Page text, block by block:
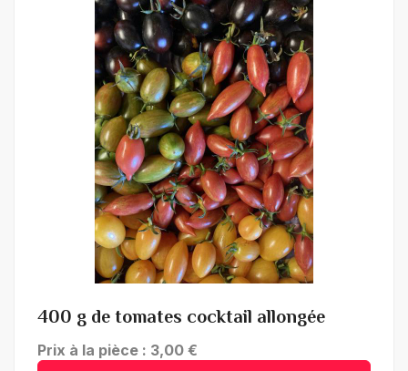
400 g de tomates cocktail allongée
Prix à la pièce : 3,00 €
+ de détails